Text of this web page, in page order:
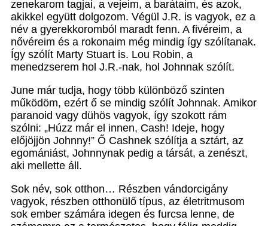
zenekarom tagjai, a vejeim, a barátaim, és azok,
akikkel együtt dolgozom. Végül J.R. is vagyok, ez a
név a gyerekkoromból maradt fenn. A fivéreim, a
nővéreim és a rokonaim még mindig így szólítanak.
Így szólít Marty Stuart is. Lou Robin, a
menedzserem hol J.R.-nak, hol Johnnak szólít.
June már tudja, hogy több különböző szinten
működöm, ezért ő se mindig szólít Johnnak. Amikor
paranoid vagy dühös vagyok, így szokott rám
szólni: „Húzz már el innen, Cash! Ideje, hogy
előjöjjön Johnny!” Ő Cashnek szólítja a sztárt, az
egomániást, Johnnynak pedig a társát, a zenészt,
aki mellette áll.
Sok név, sok otthon… Részben vándorcigány
vagyok, részben otthonülő típus, az életritmusom
sok ember számára idegen és furcsa lenne, de